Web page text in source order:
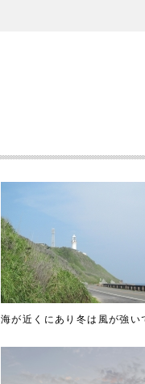
海が近くにあり冬は風が強い